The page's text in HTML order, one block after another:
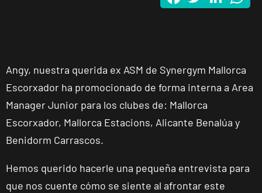
Angy, nuestra querida ex ASM de Synergym Mallorca
Escorxador ha promocionado de forma interna a Area
Manager Junior para los clubes de: Mallorca
Escorxador, Mallorca Estacions, Alicante Benalúa y
Benidorm Carrascos.
Hemos querido hacerle una pequeña entrevista para
que nos cuente cómo se siente al afrontar este